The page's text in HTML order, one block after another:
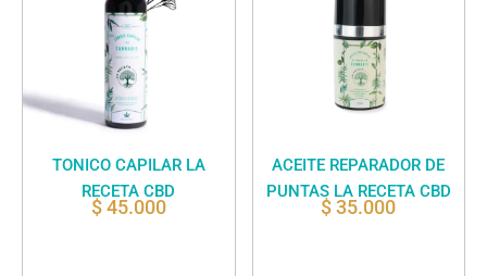
TONICO CAPILAR LA
RECETA CBD
$45.000
ACEITE REPARADOR DE
PUNTAS LA RECETA CBD
$35.000